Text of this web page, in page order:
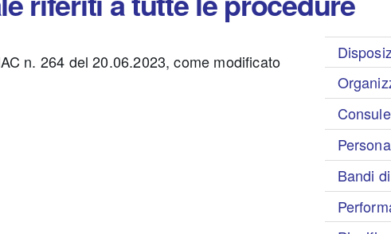
n. 264 del 20.06.2023, come modificato
Bandi